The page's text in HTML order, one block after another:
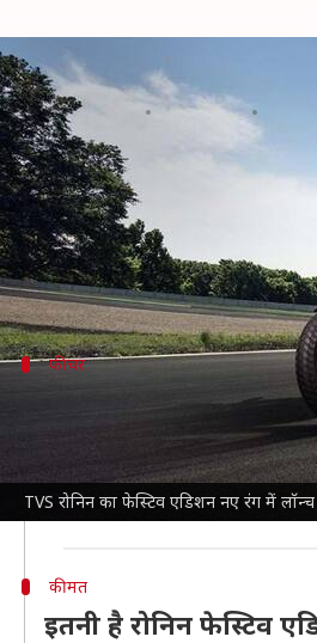
TVS रोनिन का फेस्टिव एडिशन नए रंग में
TVS रोनिन का
लेखन दिनेश चंद शर्मा Sep 24, 2024
क्या है खबर?
TVS मोटरने अपनी रोनिन बाइक
इसमें एक नया मिडनाइट ब्लू रंग
फीचर
इन सुविधाओं से लैस है
फीचर्स की बात करें तो TVS
इसमें 2 ABS मोड- अर्बन और
सस्पेंशन के लिएदोपहिया वाहनमें
कीमत
इतनी है रोनिन फेस्टिव